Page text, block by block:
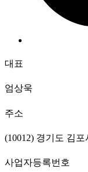
대표
엄상욱
주소
(10012) 경기도 김
사업자등록번호